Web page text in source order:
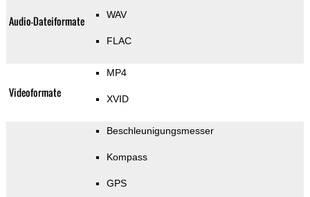
Audio-Dateiformate WAV
FLAC
Videoformate
MP4
XVID
Beschleunigungsmesser
Kompass
GPS